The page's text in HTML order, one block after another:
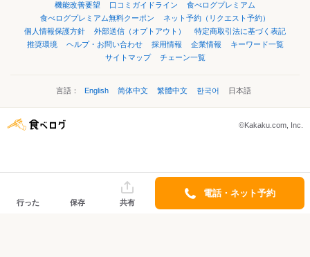
機能改善要望
口コミガイドライン
食べログプレミアム
食べログプレミアム無料クーポン
ネット予約（リクエスト予約）
個人情報保護方針
外部送信（オプトアウト）
特定商取引法に基づく表記
推奨環境
ヘルプ・お問い合わせ 採用情報 企業情報
キーワード一覧
サイトマップ
チェーン一覧
言語： English 简体中文 繁體中文 한국어 日本語
©Kakaku.com, Inc.
行った 保存 共有
電話・ネット予約